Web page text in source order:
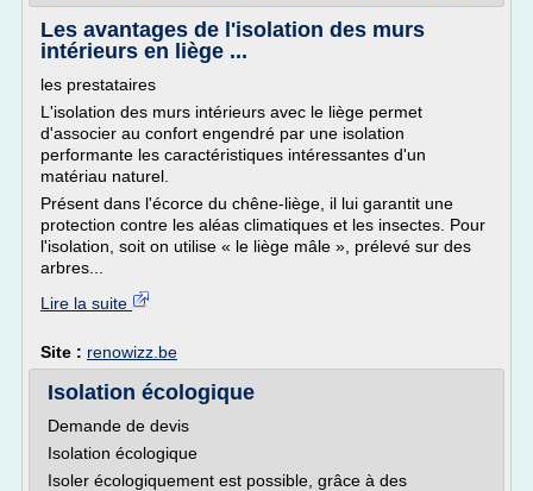
Les avantages de l'isolation des murs
intérieurs en liège ...
les prestataires
L'isolation des murs intérieurs avec le liège permet
d'associer au confort engendré par une isolation
performante les caractéristiques intéressantes d'un
matériau naturel.
Présent dans l'écorce du chêne-liège, il lui garantit une
protection contre les aléas climatiques et les insectes. Pour
l'isolation, soit on utilise « le liège mâle », prélevé sur des
arbres...
Lire la suite
Site : renowizz.be
Isolation écologique
Demande de devis
Isolation écologique
Isoler écologiquement est possible, grâce à des